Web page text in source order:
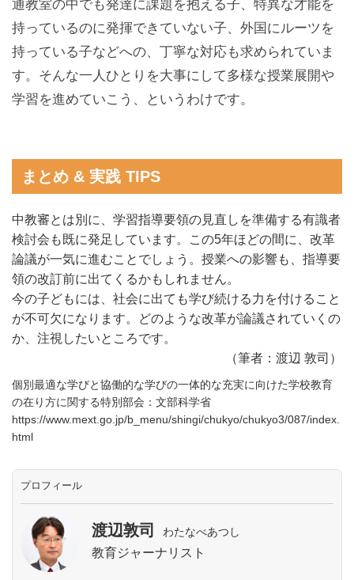
通教室の中でも発達に課題を抱える子、特異な才能を
持っているのに発揮できていない子、外国にルーツを
持っている子などへの、丁寧な対応も求められていま
す。そんな一人ひとりを大事にして多様な授業展開や
学習を進めていこう、というわけです。
まとめ & 実践 TIPS
中教審とは別に、学習指導要領の見直しを準備する有識者
検討会も既に発足しています。この5年ほどの間に、改革
論議が一気に進むことでしょう。授業への影響も、指導要
領の改訂前に出てくるかもしれません。
今の子どもには、社会に出ても学び続ける力を付けること
が不可欠になります。どのような改革が論議されていくの
か、注視したいところです。
（筆者：渡辺 敦司）
個別最適な学びと協働的な学びの一体的な充実に向けた学校教育
の在り方に関する特別部会：文部科学省
https://www.mext.go.jp/b_menu/shingi/chukyo/chukyo3/087/index.
html
プロフィール
渡辺敦司 わたなべあつし
教育ジャーナリスト